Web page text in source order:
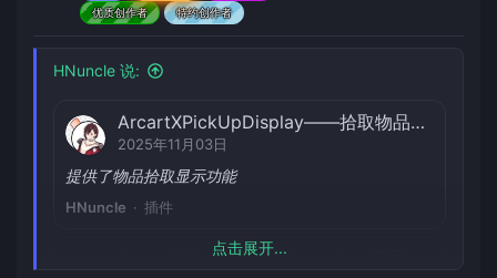
优质创作者
特约创作者
HNuncle 说:
ArcartXPickUpDisplay——拾取物品显示
2025年11月03日
提供了物品拾取显示功能
HNuncle 插件
ArcartXMythicExtend——为ax拓展一些mm语句
点击展开...